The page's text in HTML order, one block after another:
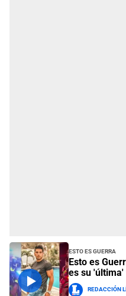
Esto es Guerra
Esto es
es su
Redacción